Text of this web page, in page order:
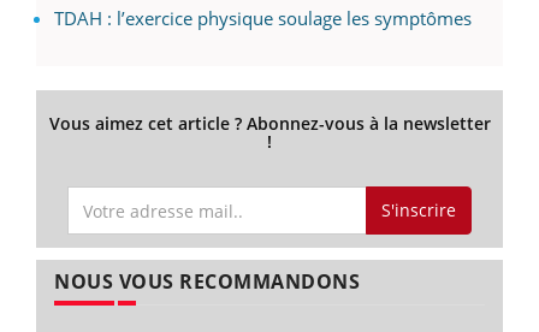
TDAH : l’exercice physique soulage les symptômes
Vous aimez cet article ? Abonnez-vous à la newsletter
!
S'inscrire
NOUS VOUS RECOMMANDONS